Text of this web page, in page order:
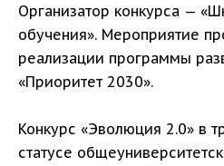
Организатор конкурса —
обучения». Мероприятие
реализации программы
«Приоритет 2030».
Конкурс «Эволюция 2.0» в
статусе